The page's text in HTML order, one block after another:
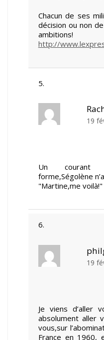
Chacun de ses
décision ou non
ambitions!
http://
19
Un courant
forme,Ségolène
"Martine,me voilà!"
19
Je viens d’aller
absolument aller
vous,sur
France en 1960,